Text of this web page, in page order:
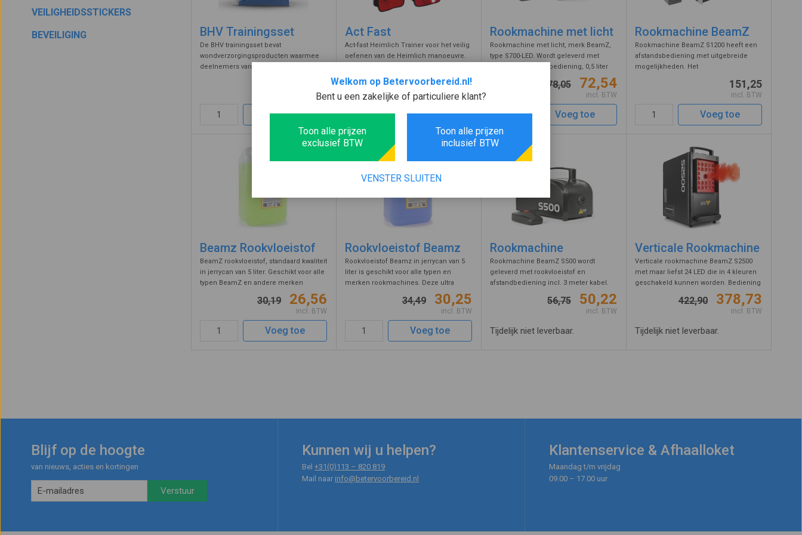
VEILIGHEIDSSTICKERS
BEVEILIGING
BHV Trainingsset
De BHV trainingsset bevat
wondverzorgingsproducten waarmee
deelnemers van een cursus kunnen
handschoenen, fixatiewinds ...
incl. BTW
Voeg toe
Act Fast
Act-fast Heimlich Trainer voor het veilig
oefenen van de Heimlich manoeuvre.
Door het juist uitvoeren schiet de
schuimprop weg en is de luchtweg vrij.
229,90
incl. BTW
Voeg toe
Rookmachine met licht
Rookmachine met licht, merk BeamZ,
type S700-LED. Wordt geleverd met
bekabelde afstandbediening, 0,5 liter
rookvloeistof en beugel voor
bevestiging aan plafond of truss. De
machine heeft een vermogen van 700W
78,05 72,54
incl. BTW
Voeg toe
Rookmachine BeamZ
Rookmachine BeamZ S1200 heeft een
afstandsbediening met uitgebreide
mogelijkheden. Het
zorgt ervoor dat de machine in 5
minuten klaar is voor gebruik en een
rookopbrengst heeft van ...
151,25
incl. BTW
Voeg toe
Beamz Rookvloeistof
BeamZ rookvloeistof, standaard kwaliteit
in jerrycan van 5 liter. Geschikt voor alle
typen BeamZ en andere merken
rookmachines. Het betreft een
milieuvriendelijke vloeistof die voldoet
aan EEG normen en biologisch a ...
30,19 26,56
incl. BTW
Voeg toe
Rookvloeistof Beamz
Rookvloeistof Beamz in jerrycan van 5
liter is geschikt voor alle typen en
merken rookmachines. Deze ultra
geconcentreerde kwaliteit geeft een
dichte concentratie rook. De vloeistof is
milieuvriendelijk en voldoet a ...
34,49 30,25
incl. BTW
Voeg toe
Rookmachine
Rookmachine BeamZ S500 wordt
geleverd met rookvloeistof en
afstandbediening incl. 3 meter kabel.
De kunststof rookmachine heeft een
vermogen van 500 Watt en is zeer
geschikt voor ontruimingsoefeningen,
BHV traininge ...
56,75 50,22
incl. BTW
Tijdelijk niet leverbaar.
Verticale Rookmachine
Verticale rookmachine BeamZ S2500
met maar liefst 24 LED die in 4 kleuren
geschakeld kunnen worden. Bediening
vindt plaats via de toetsen en het LCD
display. Beschikt over 8 kanalen DMX en
422,90 378,73
incl. BTW
Tijdelijk niet leverbaar.
Blijf op de hoogte
van nieuws, acties en kortingen
Kunnen wij u helpen?
Bel+31(0)113 – 820 819
Mail naar info@betervoorbereid.nl
Klantenservice & Afhaalloket
Maandag t/m vrijdag
09.00 – 17.00 uur
Welkom op Betervoorbereid.nl!
Bent u een zakelijke of particuliere klant?
Toon alle prijzen
exclusief BTW
Toon alle prijzen
inclusief BTW
VENSTER SLUITEN